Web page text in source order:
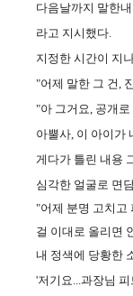
다음날까지 말한
라고 지시했다.
지정 한 시간이 지
"어제 말한 그 건,
"아 그거요, 공개
아뿔사, 이 아이가
게다가 틀린 내용
심각한 얼굴로 면
"어제 분명 고치고
걸 이대로 올리면
내 정색에 당황한
'저기요...과장님 피